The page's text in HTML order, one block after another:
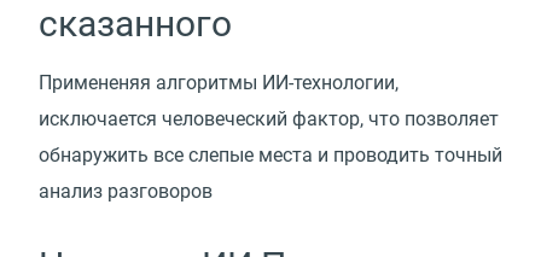
сказанного
Примененяя алгоритмы ИИ-технологии,
исключается человеческий фактор, что позволяет
обнаружить все слепые места и проводить точный
анализ разговоров